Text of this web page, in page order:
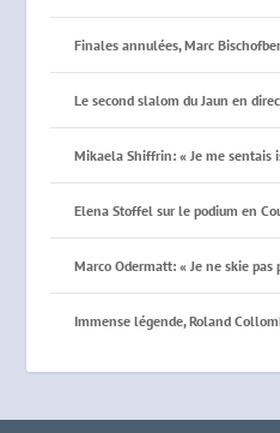
Finales annulées, Marc
Le second slalom du Jaun en
Mikaela Shiffrin: « Je me sentais
Elena Stoffel sur le podium en
Marco Odermatt: « Je ne skie pas
Immense légende, Roland